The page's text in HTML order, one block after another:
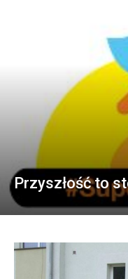
Przyszłość to